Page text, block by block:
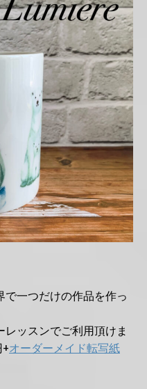
一つだけの作品を作っ
ッスンでご利用頂けま
オーダーメイド転写紙